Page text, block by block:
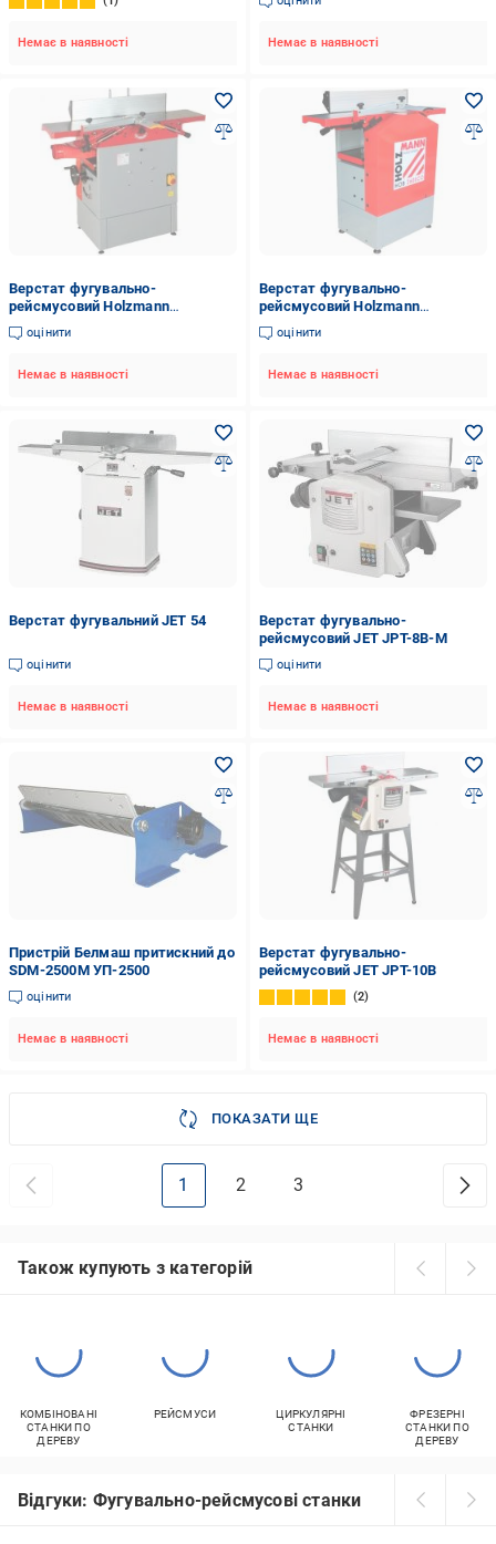
Немає в наявності Немає в наявності
Верстат фугувально-
рейсмусовий Holzmann
HOB260NL_400V
оцінити
Немає в наявності
Верстат фугувально-
рейсмусовий Holzmann
HOB260ECO_400V
оцінити
Немає в наявності
Верстат фугувальний JET 54
оцінити
Немає в наявності
Верстат фугувально-
рейсмусовий JET JPT-8B-M
оцінити
Немає в наявності
Пристрій Белмаш притискний до
SDM-2500M УП-2500
оцінити
Немає в наявності
Верстат фугувально-
рейсмусовий JET JPT-10B
2
Немає в наявності
ПОКАЗАТИ ЩЕ
1 2 3
Також купують з категорій
КОМБІНОВАНІ
СТАНКИ ПО
ДЕРЕВУ
РЕЙСМУСИ
ЦИРКУЛЯРНІ
СТАНКИ
ФРЕЗЕРНІ
СТАНКИ ПО
ДЕРЕВУ
Відгуки: Фугувально-рейсмусові станки